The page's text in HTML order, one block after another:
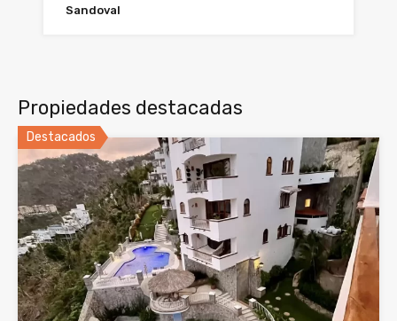
Sandoval
Propiedades destacadas
Destacados